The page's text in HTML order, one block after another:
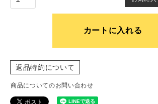
カートに入れる
返品特約について
商品についてのお問い合わせ